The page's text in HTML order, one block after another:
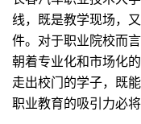
线，既是教学现场，
件。对于职业院校而
朝着专业化和市场化
走出校门的学子，既
职业教育的吸引力必将